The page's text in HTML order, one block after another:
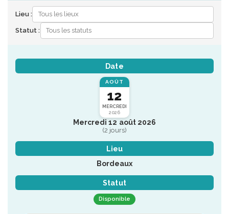
Lieu :
Statut :
Date
AOÛT
12
MERCREDI
2026
Mercredi 12 août 2026
(2 jours)
Lieu
Bordeaux
Statut
Disponible